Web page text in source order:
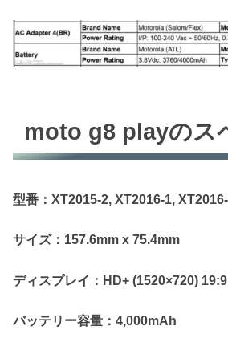
moto g8 playのス
型番：XT2015-2, XT2016-1,
サイズ：157.6mm x 75.4mm
ディスプレイ：HD+ (1520×720) 19:9
バッテリー容量：4,000mAh